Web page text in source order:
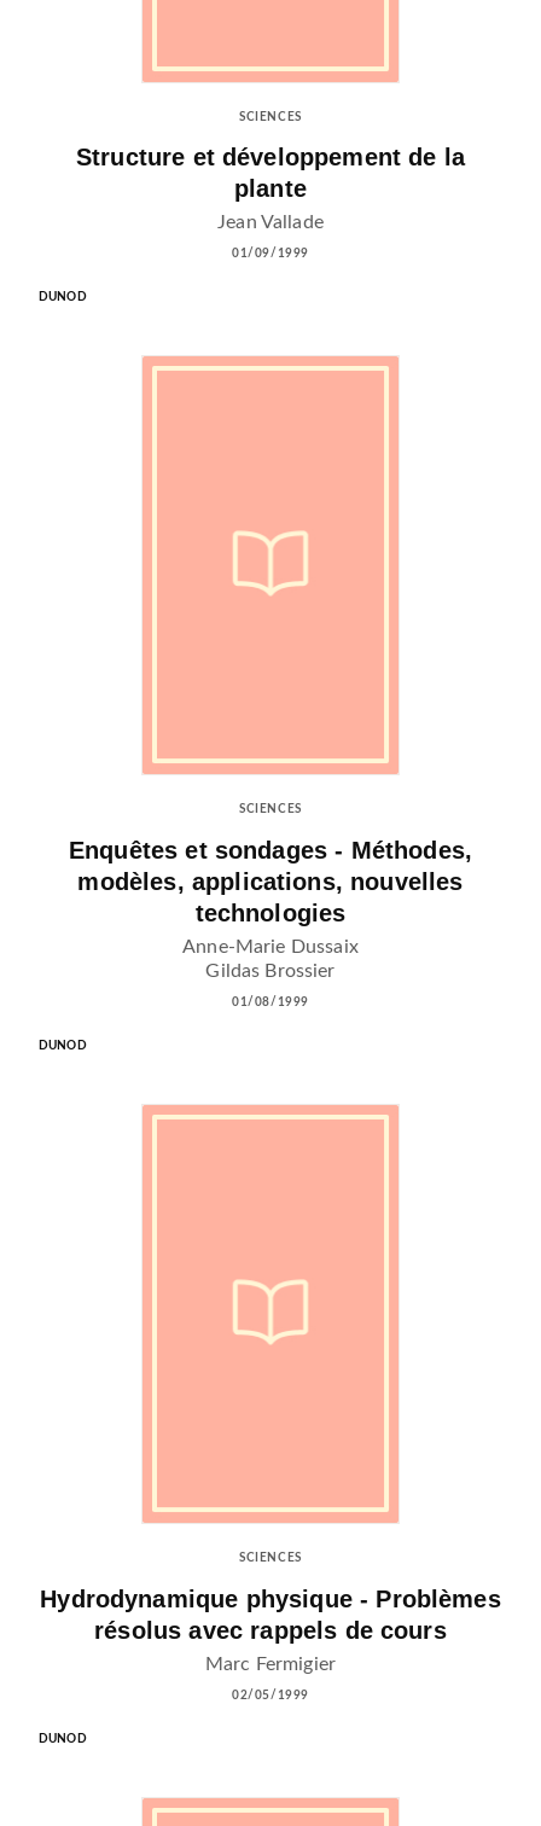
SCIENCES
Structure et développement de la
plante
Jean Vallade
01/09/1999
DUNOD
SCIENCES
Enquêtes et sondages - Méthodes,
modèles, applications, nouvelles
technologies
Anne-Marie Dussaix
Gildas Brossier
01/08/1999
DUNOD
SCIENCES
Hydrodynamique physique - Problèmes
résolus avec rappels de cours
Marc Fermigier
02/05/1999
DUNOD